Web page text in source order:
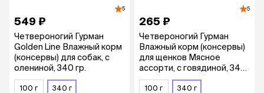
5
549 ₽
Четвероногий Гурман
Golden Line Влажный корм
(консервы) для собак, с
олениной, 340 гр.
100 г 340 г
5
265 ₽
Четвероногий Гурман
Влажный корм (консервы)
для щенков Мясное
ассорти, с говядиной, 340
гр.
100 г 340 г